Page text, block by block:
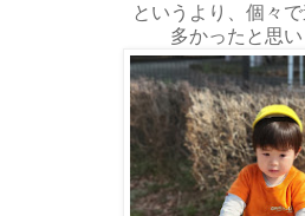
というより、個々
多かったと思い